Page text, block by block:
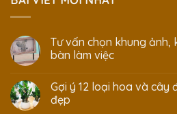
Tư vấn chọn khung
bàn làm việc
Gợi ý 12 loại hoa và cây
đẹp